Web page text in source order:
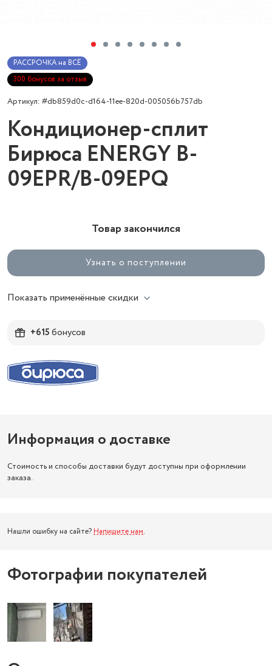
РАССРОЧКА на ВСЁ
300 бонусов за отзыв
Артикул: #db859d0c-d164-11ee-820d-005056b757db
Кондиционер-сплит
Бирюса ENERGY B-
09EPR/B-09EPQ
Товар закончился
Узнать о поступлении
Показать применённые скидки
+615бонусов
Информация о доставке
Стоимость и способы доставки будут доступны при оформлении
заказа.
Нашли ошибку на сайте? Напишите нам.
Фотографии покупателей